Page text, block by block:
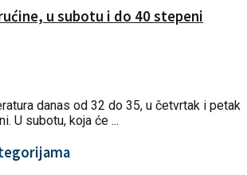
u subotu i do 40 stepeni
danas od 32 do 35, u četvrtak i petak
U subotu, koja će ...